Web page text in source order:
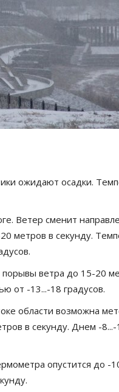
ожидают осадки.
Ветер сменит
метров в секунду.
ветра до 15-20
от -13...-18 градусов.
области возможна
в секунду. Днем -8...-
опустится до -